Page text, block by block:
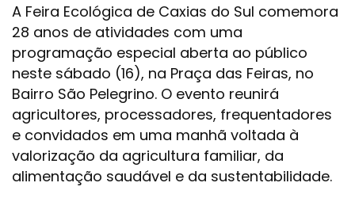
A Feira Ecológica de Caxias do Sul comemora
28 anos de atividades com uma
programação especial aberta ao público
neste sábado (16), na Praça das Feiras, no
Bairro São Pelegrino. O evento reunirá
agricultores, processadores, frequentadores
e convidados em uma manhã voltada à
valorização da agricultura familiar, da
alimentação saudável e da sustentabilidade.